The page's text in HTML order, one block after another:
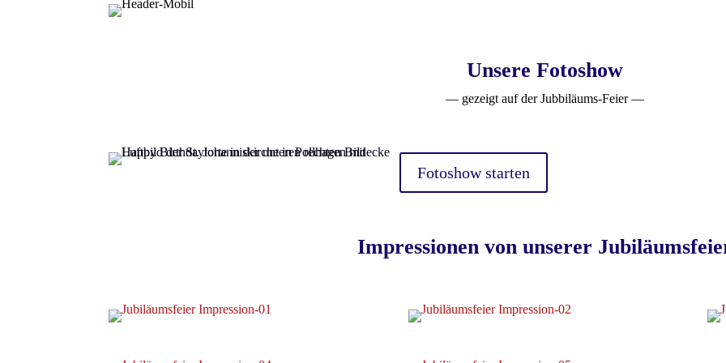
Unsere Fotoshow
— gezeigt auf der Jubbiläums-Feier —
Fotoshow starten
Impressionen von unserer